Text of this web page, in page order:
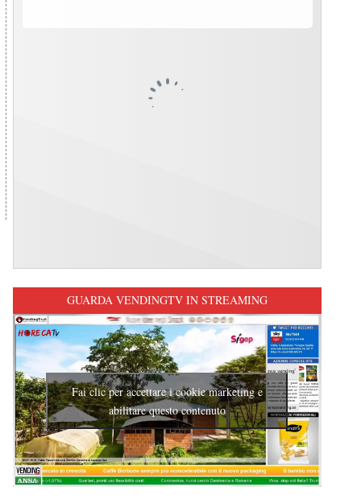
GUARDA VENDINGTV IN STREAMING
Fai clic per accettare i cookie marketing e
abilitare questo contenuto